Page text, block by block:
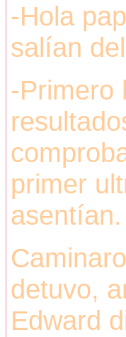
-Hola
salían
-Primero
primer
asentían.
detuvo,
Edward